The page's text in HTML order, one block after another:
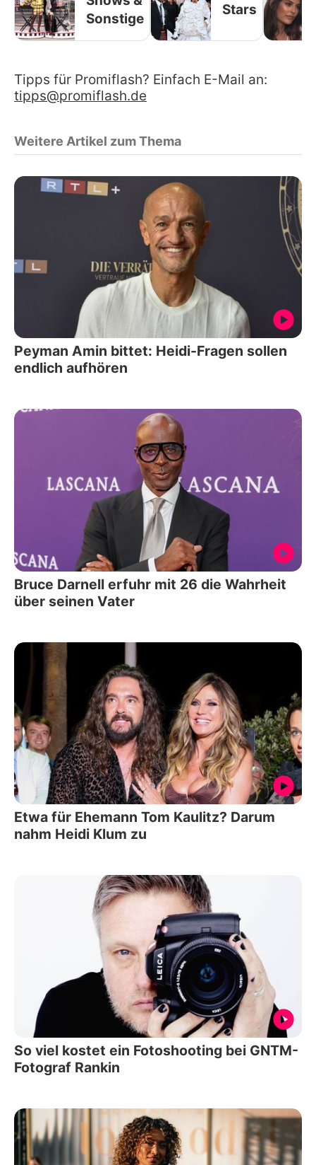
Sonstige
Stars
Tipps für Promiflash? Einfach E-Mail an:
tipps@promiflash.de
Weitere Artikel zum Thema
Peyman Amin bittet: Heidi-Fragen sollen
endlich aufhören
Bruce Darnell erfuhr mit 26 die Wahrheit
über seinen Vater
Etwa für Ehemann Tom Kaulitz? Darum
nahm Heidi Klum zu
So viel kostet ein Fotoshooting bei GNTM-
Fotograf Rankin